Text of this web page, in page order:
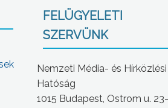
FELÜGYELETI
SZERVÜNK
Nemzeti Média- és Hírközlési
Hatóság
1015 Budapest, Ostrom u.